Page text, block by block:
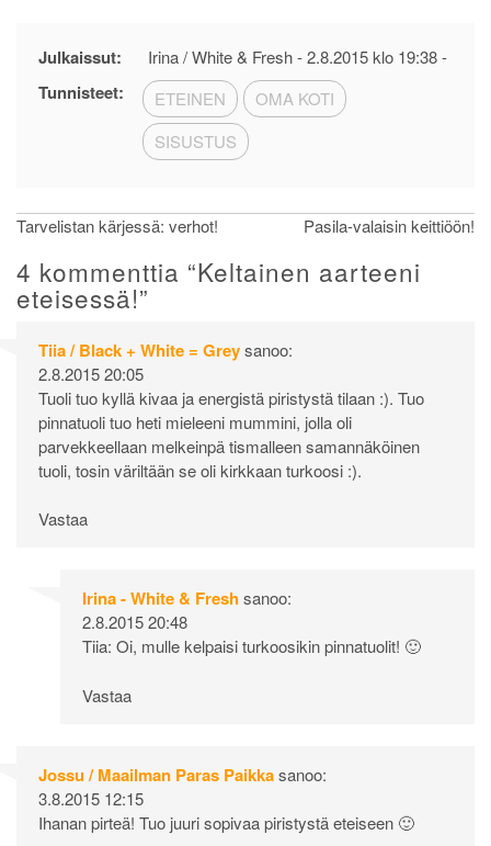
Julkaissut: Irina / White & Fresh -2.8.2015 klo 19:38-
Tunnisteet: ETEINEN
OMA KOTI
SISUSTUS
Artikkelien
selaus
Tarvelistan kärjessä: verhot! Pasila-valaisin keittiöön!
4 kommenttia “Keltainen aarteeni
eteisessä!”
Tiia / Black + White = Greysanoo:
2.8.2015 20:05
Tuoli tuo kyllä kivaa ja energistä piristystä tilaan :). Tuo
pinnatuoli tuo heti mieleeni mummini, jolla oli
parvekkeellaan melkeinpä tismalleen samannäköinen
tuoli, tosin väriltään se oli kirkkaan turkoosi :).
Vastaa
Irina - White & Freshsanoo:
2.8.2015 20:48
Tiia: Oi, mulle kelpaisi turkoosikin pinnatuolit! 🙂
Vastaa
Jossu / Maailman Paras Paikkasanoo:
3.8.2015 12:15
Ihanan pirteä! Tuo juuri sopivaa piristystä eteiseen 🙂